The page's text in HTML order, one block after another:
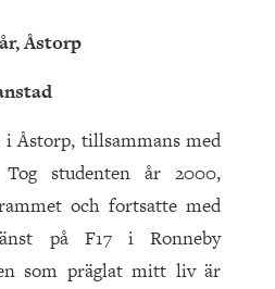
Åstorp
i Åstorp, tillsammans med
studenten år 2000,
och fortsatte med
på F17 i Ronneby
som präglat mitt liv är